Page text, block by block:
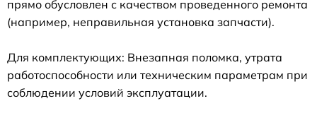
прямо обусловлен с качеством проведенного ремонта
(например, неправильная установка запчасти).
Для комплектующих: Внезапная поломка, утрата
работоспособности или техническим параметрам при
соблюдении условий эксплуатации.